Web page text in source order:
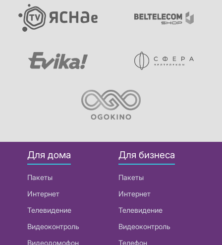
Для дома
Пакеты
Интернет
Телевидение
Видеоконтроль
Видеодомофон
Для бизнеса
Пакеты
Интернет
Телевидение
Видеоконтроль
Телефон